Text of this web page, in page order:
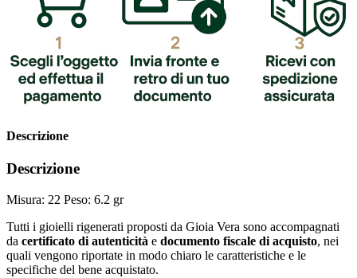
Descrizione
Descrizione
Misura: 22 Peso: 6.2 gr
Tutti i gioielli rigenerati proposti da Gioia Vera sono accompagnati
da certificato di autenticità e documento fiscale di acquisto, nei
quali vengono riportate in modo chiaro le caratteristiche e le
specifiche del bene acquistato.